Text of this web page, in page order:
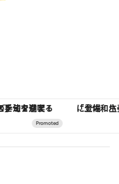
！生姜、山椒、大葉など目にも舌にも涼を呼ぶ郷土の味 【銀座で出合う最旬美容】美髪ケアや上質